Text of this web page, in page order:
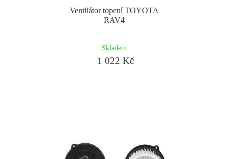
Ventilátor topení TOYOTA
RAV4
Skladem
1 022 Kč